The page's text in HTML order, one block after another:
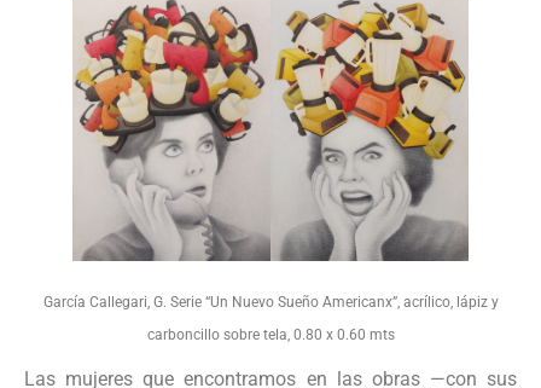
García Callegari, G. Serie “Un Nuevo Sueño Americanx”, acrílico, lápiz y
carboncillo sobre tela, 0.80 x 0.60 mts
Las mujeres que encontramos en las obras —con sus